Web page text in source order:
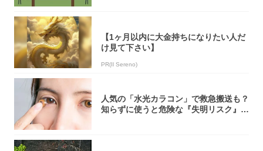
【1ヶ月以内に大金持ちになりたい人だ
け見て下さい】
PR(Il Sereno)
人気の「水光カラコン」で救急搬送も？
知らずに使うと危険な『失明リスク』と